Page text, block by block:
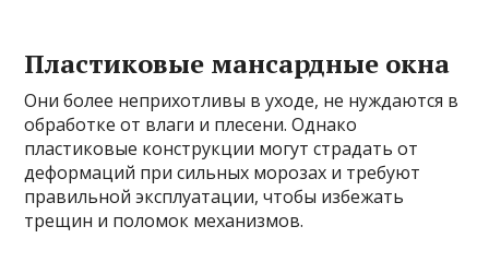
Пластиковые мансардные окна
Они более неприхотливы в уходе, не нуждаются в
обработке от влаги и плесени. Однако
пластиковые конструкции могут страдать от
деформаций при сильных морозах и требуют
правильной эксплуатации, чтобы избежать
трещин и поломок механизмов.